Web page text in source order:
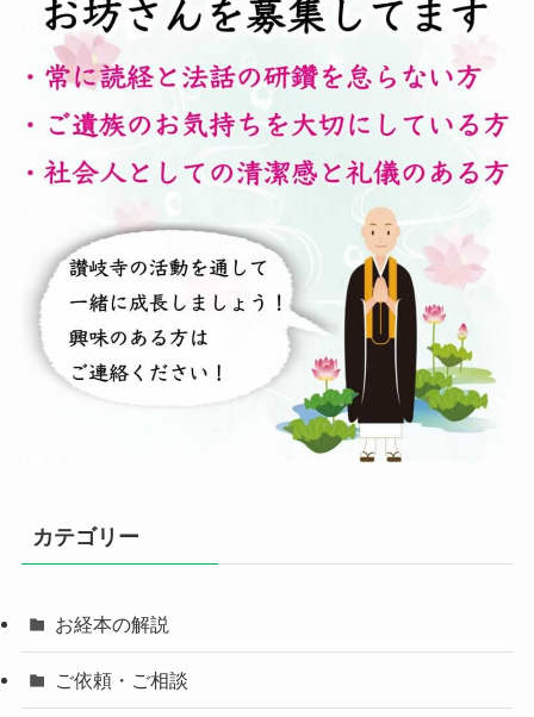
カテゴリー
お経本の解説
ご依頼・ご相談